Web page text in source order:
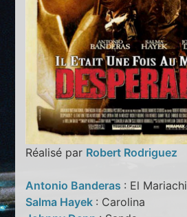
Réalisé par Robert Rodriguez
Antonio Banderas : El Mariachi
Salma Hayek : Carolina